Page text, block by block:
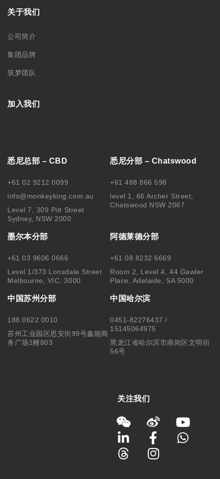
关于我们
公司简介
集团品牌
筑梦团队
加入我们
悉尼总部 – CBD
+61 02 9212 0099
info@monkeyking.com.au
Level 7, 309 Pitt Street
Sydney, NSW 2000
悉尼分部 – Chatswood
+61 488 866 598
level 1, 66 Archer Street,
Chatswood NSW 2067
墨尔本分部
+61 03 9606 0666
Level 1/373 Lonsdale Street
Melbourne, VIC, 3000
阿德莱德分部
+61 08 8232 6669
Room 2, Level 4, 44 Gawler
Place, Adelaide, SA 5000
中国苏州分部
188 0622 0010
苏州工业园区思安街99号鑫能商
务广场1幢803
中国哈尔滨
0451-82276437 /
15145064975
黑龙江省哈尔滨市南岗区文明街
56号
关注我们